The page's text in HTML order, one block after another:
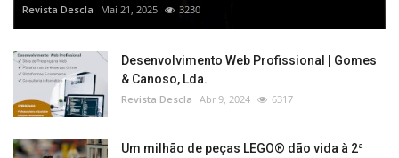
Revista Descla Mai 21, 2025 3230
Desenvolvimento Web Profissional | Gomes
& Canoso, Lda.
Revista Descla Abr 9, 2024 6317
Um milhão de peças LEGO® dão vida à 2ª